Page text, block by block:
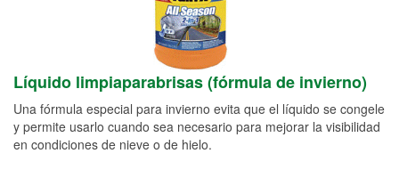
Líquido limpiaparabrisas (fórmula de invierno)
Una fórmula especial para invierno evita que el líquido se congele
y permite usarlo cuando sea necesario para mejorar la visibilidad
en condiciones de nieve o de hielo.